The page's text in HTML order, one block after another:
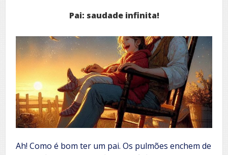
Pai: saudade infinita!
Ah! Como é bom ter um pai. Os pulmões enchem de